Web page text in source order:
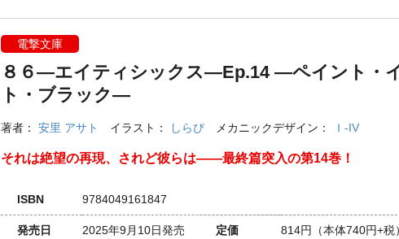
電撃文庫
８６―エイティシックス―Ep.14 ―ペイント・
ト・ブラック―
著者： 安里 アサト イラスト： しらび メカニックデザイン： Ｉ-IV
それは絶望の再現、されど彼らは――最終篇突入の第14巻！
ISBN 9784049161847
発売日 2025年9月10日発売 定価 814円 （本体740円+税